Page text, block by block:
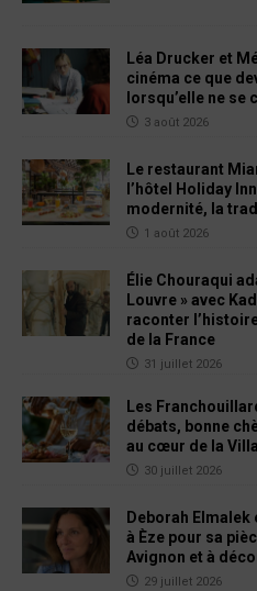
Léa Drucker et
cinéma ce que
lorsqu’elle ne se
3 août 2026
Le restaurant
l’hôtel Holiday
modernité, la
1 août 2026
Élie Chouraqui
Louvre » avec
raconter
de la France
31 juillet 2026
Les
débats, bonne
au cœur de la
30 juillet 2026
Deborah Elmalek
à Èze pour sa
Avignon et à
29 juillet 2026